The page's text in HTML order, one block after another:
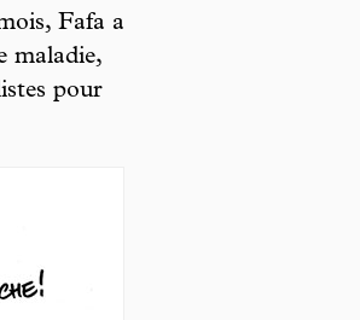
Fafa a
maladie,
pour